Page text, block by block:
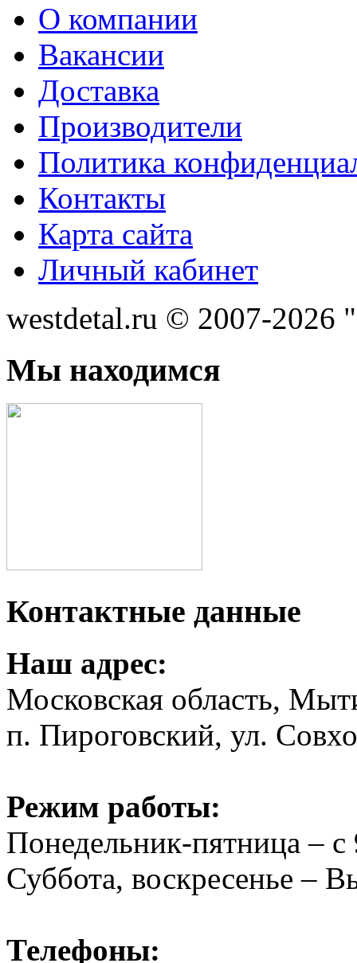
О компании
Вакансии
Доставка
Производители
Политика
Контакты
Карта сайта
Личный кабинет
westdetal.ru © 2007-2026
Мы находимся
Контактные данные
Наш адрес:
Московская область,
п. Пироговский, ул.
Режим работы:
Понедельник-пятница –
Суббота, воскресенье –
Телефоны: